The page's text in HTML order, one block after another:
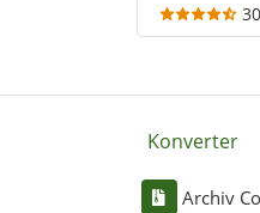
Konverter
Archiv